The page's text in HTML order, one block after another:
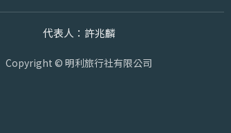
代表人：許兆麟
Copyright © 明利旅行社有限公司